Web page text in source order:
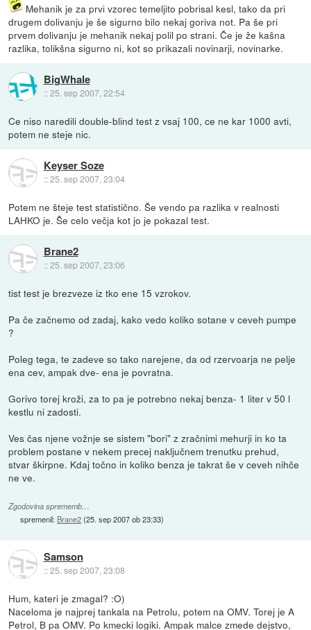
Mehanik je za prvi vzorec temeljito pobrisal kesl, tako da pri
drugem dolivanju je še sigurno bilo nekaj goriva not. Pa še pri
prvem dolivanju je mehanik nekaj polil po strani. Če je že kašna
razlika, tolikšna sigurno ni, kot so prikazali novinarji, novinarke.
BigWhale
::25. sep 2007, 22:54
Ce niso naredili double-blind test z vsaj 100, ce ne kar 1000 avti,
potem ne steje nic.
Keyser Soze
::25. sep 2007, 23:04
Potem ne šteje test statistično. Še vendo pa razlika v realnosti
LAHKO je. Še celo večja kot jo je pokazal test.
Brane2
::25. sep 2007, 23:06
tist test je brezveze iz tko ene 15 vzrokov.
Pa če začnemo od zadaj, kako vedo koliko sotane v ceveh pumpe
?
Poleg tega, te zadeve so tako narejene, da od rzervoarja ne pelje
ena cev, ampak dve- ena je povratna.
Gorivo torej kroži, za to pa je potrebno nekaj benza- 1 liter v 50 l
kestlu ni zadosti.
Ves čas njene vožnje se sistem "bori" z zračnimi mehurji in ko ta
problem postane v nekem precej naključnem trenutku prehud,
stvar škirpne. Kdaj točno in koliko benza je takrat še v ceveh nihče
ne ve.
Zgodovina sprememb…
spremenil: Brane2(25. sep 2007 ob 23:33)
Samson
::25. sep 2007, 23:08
Hum, kateri je zmagal? :O)
Naceloma je najprej tankala na Petrolu, potem na OMV. Torej je A
Petrol, B pa OMV. Po kmecki logiki. Ampak malce zmede dejstvo,